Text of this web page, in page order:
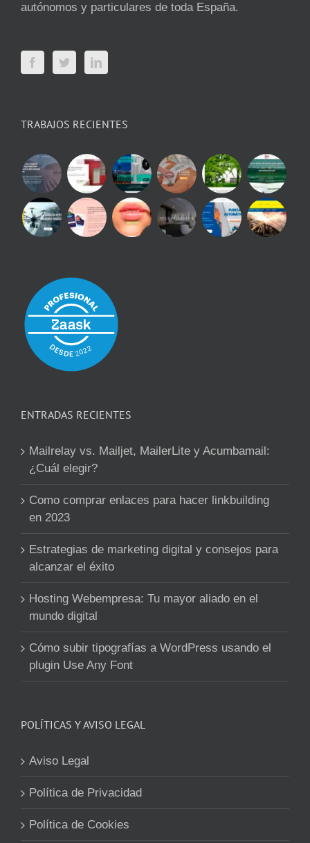
autónomos y particulares de toda España.
TRABAJOS RECIENTES
ENTRADAS RECIENTES
Mailrelay vs. Mailjet, MailerLite y Acumbamail:
¿Cuál elegir?
Como comprar enlaces para hacer linkbuilding
en 2023
Estrategias de marketing digital y consejos para
alcanzar el éxito
Hosting Webempresa: Tu mayor aliado en el
mundo digital
Cómo subir tipografías a WordPress usando el
plugin Use Any Font
POLÍTICAS Y AVISO LEGAL
Aviso Legal
Política de Privacidad
Política de Cookies